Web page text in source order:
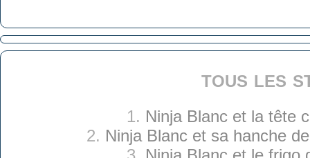
tous les
1. Ninja Blanc et la tête
2. Ninja Blanc et sa hanche